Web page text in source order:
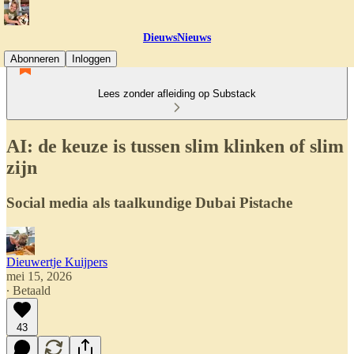
DieuwsNieuws
Abonneren
Inloggen
Lees zonder afleiding op Substack
AI: de keuze is tussen slim klinken of slim
zijn
Social media als taalkundige Dubai Pistache
Dieuwertje Kuijpers
mei 15, 2026
∙ Betaald
43